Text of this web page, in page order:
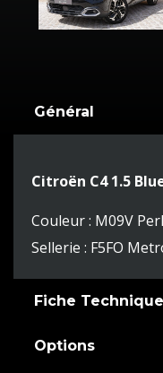
Général
Citroën C4 1.5
Couleur : M09V
Sellerie : F5FO
Fiche Technique
Options